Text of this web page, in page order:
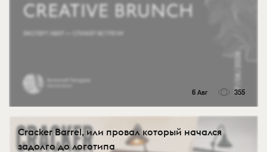
6 Авг 355
Cracker Barrel, или провал который начался
задолго до логотипа